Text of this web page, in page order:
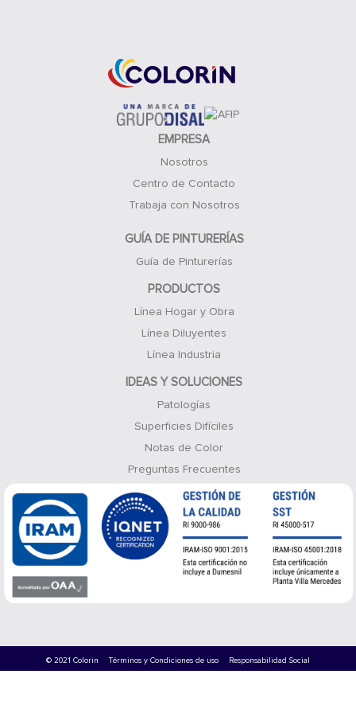
EMPRESA
Nosotros
Centro de Contacto
Trabaja con Nosotros
GUÍA DE PINTURERÍAS
Guía de Pinturerías
PRODUCTOS
Línea Hogar y Obra
Línea Diluyentes
Línea Industria
IDEAS Y SOLUCIONES
Patologías
Superficies Difíciles
Notas de Color
Preguntas Frecuentes
© 2021 Colorin Términos y Condiciones de uso Responsabilidad Social